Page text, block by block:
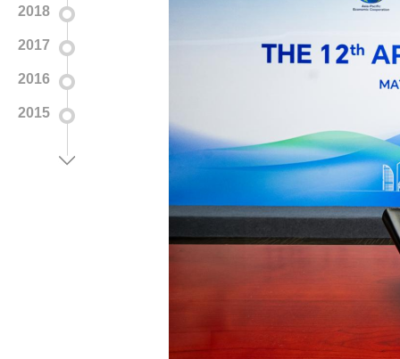
2018
2017
2016
2015